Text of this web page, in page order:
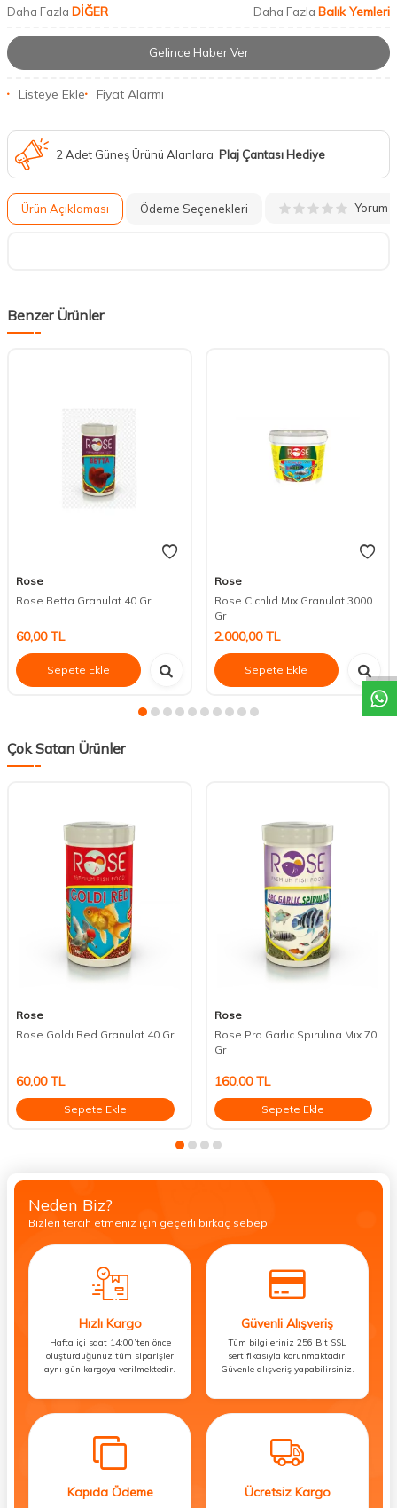
Daha Fazla DİĞER Daha Fazla Balık Yemleri
Gelince Haber Ver
Listeye Ekle Fiyat Alarmı
2 Adet Güneş Ürünü Alanlara Plaj Çantası Hediye
Ürün Açıklaması Ödeme Seçenekleri Yorum
Benzer Ürünler
Rose
Rose Betta Granulat 40 Gr
60,00TL
Sepete Ekle
Rose
Rose Cıchlıd Mıx Granulat 3000
Gr
2.000,00TL
Sepete Ekle
Çok Satan Ürünler
Rose
Rose Goldı Red Granulat 40 Gr
60,00TL
Sepete Ekle
Rose
Rose Pro Garlıc Spırulına Mıx 70
Gr
160,00TL
Sepete Ekle
Neden Biz?
Bizleri tercih etmeniz için geçerli birkaç sebep.
Hızlı Kargo
Hafta içi saat 14:00’ten önce
oluşturduğunuz tüm siparişler
aynı gün kargoya verilmektedir.
Güvenli Alışveriş
Tüm bilgileriniz 256 Bit SSL
sertifikasıyla korunmaktadır.
Güvenle alışveriş yapabilirsiniz.
Kapıda Ödeme Ücretsiz Kargo